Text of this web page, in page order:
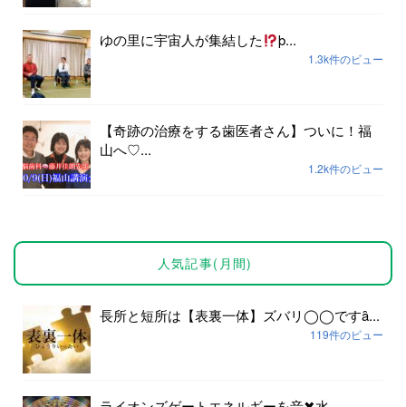
ゆの里に宇宙人が集結した þ...
1.3k件のビュー
【奇跡の治療をする歯医者さん】ついに！福
山へ♡...
1.2k件のビュー
人気記事(月間)
長所と短所は【表裏一体】ズバリ◯◯ですȃ...
119件のビュー